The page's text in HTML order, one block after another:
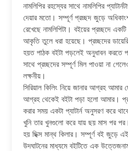
নামলিপির রহস্যের সাথে নামলিপির
দেয়ার মতো। সম্পূর্ণ প্রচ্ছদ জুড়ে
রেখেছে নামলিপিটা। বইয়ের প্রচ্ছদে
আকৃতি তুলে ধরা হয়েছে। প্রচ্ছদের
হয়ত পাঠক বইটা পড়লেই অনুধাবন করতে
সাথে প্রচ্ছদের সম্পূর্ণ মিল পাওয়া না
লক্ষনীয়।
সিরিয়াল কিলিং নিয়ে জানার আগ্রহ
আগ্রহ থেকেই বইটা পড়া হলো আমার।
করার সময় একটা প্যাটার্ন অনুসরণ করে
খুনি তার খুনগুলো করে যায় ছয় মাস পর
হয় ছিক্স মান্থ কিলার। সম্পূর্ণ বই জুড়ে
উদঘাটনের মাধ্যমে বইটিতে এক